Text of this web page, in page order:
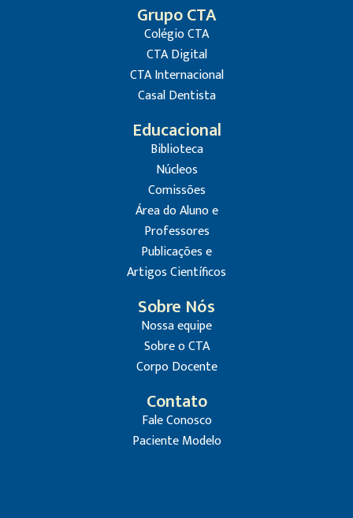
Grupo CTA
Colégio CTA
CTA Digital
CTA Internacional
Casal Dentista
Educacional
Biblioteca
Núcleos
Comissões
Área do Aluno e
Professores
Publicações e
Artigos Científicos
Sobre Nós
Nossa equipe
Sobre o CTA
Corpo Docente
Contato
Fale Conosco
Paciente Modelo